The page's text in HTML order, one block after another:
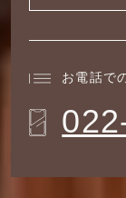
お電話で